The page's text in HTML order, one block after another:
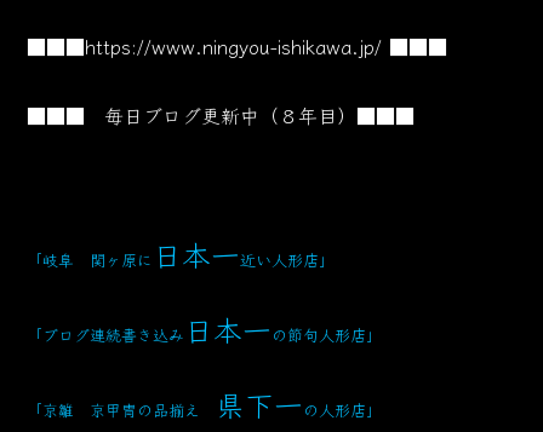
■■■https://www.ningyou-ishikawa.jp/ ■■■
■■■ 毎日ブログ更新中（８年目）■■■
「岐阜 関ヶ原に 日本一近い人形店」
「ブログ連続書き込み 日本一 の節句人形店」
「京雛 京甲冑の品揃え 県下一 の人形店」